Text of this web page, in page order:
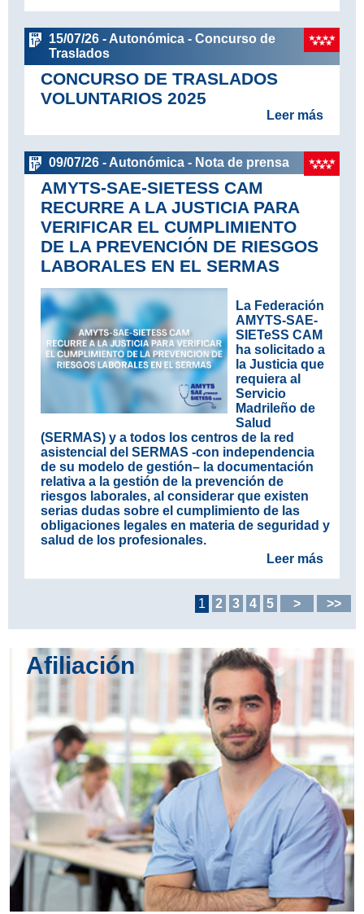
15/07/26 - Autonómica - Concurso de
Traslados
CONCURSO DE TRASLADOS
VOLUNTARIOS 2025
Leer más
09/07/26 - Autonómica - Nota de prensa
AMYTS-SAE-SIETESS CAM
RECURRE A LA JUSTICIA PARA
VERIFICAR EL CUMPLIMIENTO
DE LA PREVENCIÓN DE RIESGOS
LABORALES EN EL SERMAS
La Federación
AMYTS-SAE-
SIETeSS CAM
ha solicitado a
la Justicia que
requiera al
Servicio
Madrileño de
Salud
(SERMAS) y a todos los centros de la red
asistencial del SERMAS -con independencia
de su modelo de gestión– la documentación
relativa a la gestión de la prevención de
riesgos laborales, al considerar que existen
serias dudas sobre el cumplimiento de las
obligaciones legales en materia de seguridad y
salud de los profesionales.
Leer más
1 2 3 4 5 > >>
Afiliación